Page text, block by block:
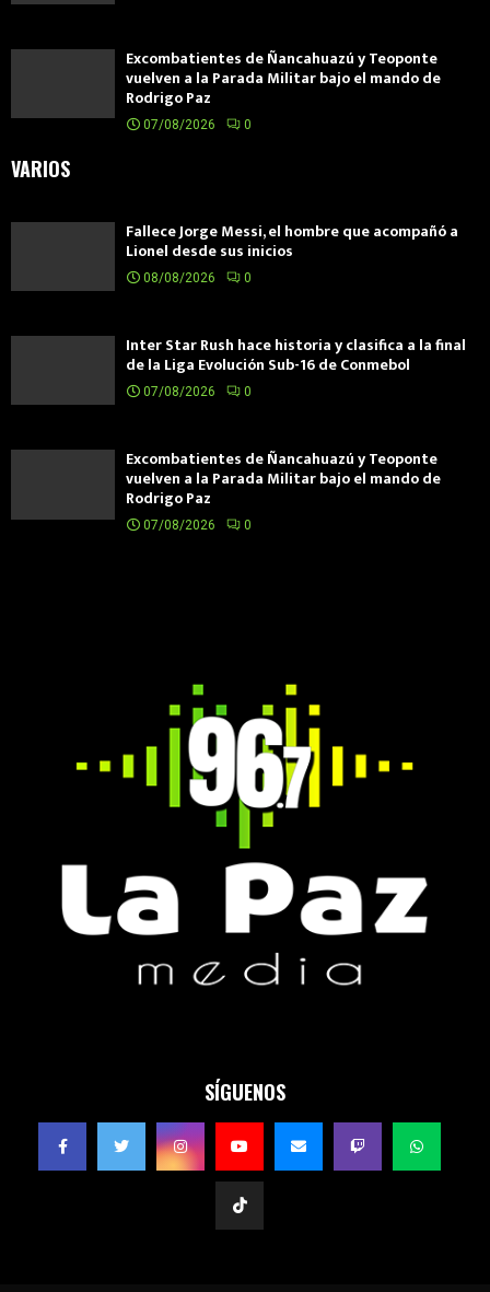
Excombatientes de Ñancahuazú y Teoponte
vuelven a la Parada Militar bajo el mando de
Rodrigo Paz
07/08/2026 0
VARIOS
Fallece Jorge Messi, el hombre que acompañó a
Lionel desde sus inicios
08/08/2026 0
Inter Star Rush hace historia y clasifica a la final
de la Liga Evolución Sub-16 de Conmebol
07/08/2026 0
Excombatientes de Ñancahuazú y Teoponte
vuelven a la Parada Militar bajo el mando de
Rodrigo Paz
07/08/2026 0
SÍGUENOS